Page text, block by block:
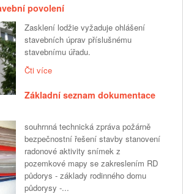
povolení
Zasklení lodžie vyžaduje ohlášení
stavebních úprav příslušnému
stavebnímu úřadu.
Čti více
Základní seznam dokumentace
souhrnná technická zpráva požárně
bezpečnostní řešení stavby stanovení
radonové aktivity snímek z
pozemkové mapy se zakreslením RD
půdorys - základy rodinného domu
půdorysy -...